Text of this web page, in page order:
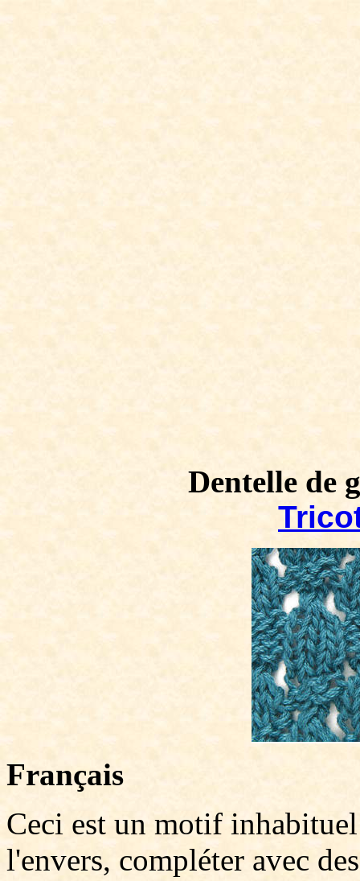
Dentelle de
Français
Ceci est un motif
l'envers, compléter avec